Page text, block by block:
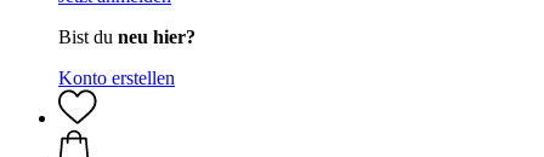
Bist du neu hier?
Konto erstellen